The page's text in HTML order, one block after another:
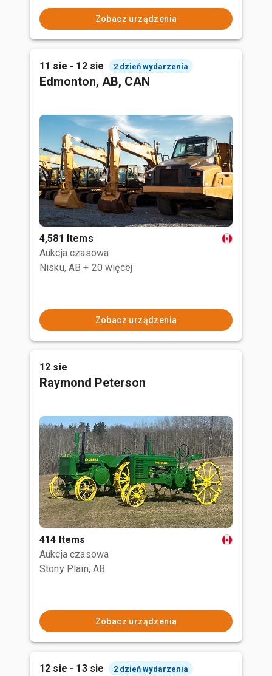
Zobacz urządzenia
11 sie - 12 sie 2 dzień wydarzenia
Edmonton, AB, CAN
4,581 Items
Aukcja czasowa
Nisku, AB + 20 więcej
Zobacz urządzenia
12 sie
Raymond Peterson
414 Items
Aukcja czasowa
Stony Plain, AB
Zobacz urządzenia
12 sie - 13 sie 2 dzień wydarzenia